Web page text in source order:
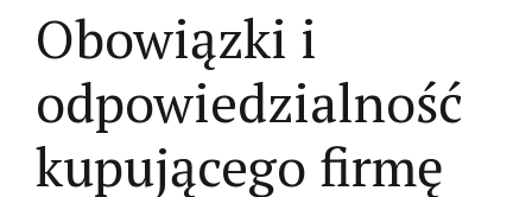
Obowiązki i
odpowiedzialność
kupującego firmę